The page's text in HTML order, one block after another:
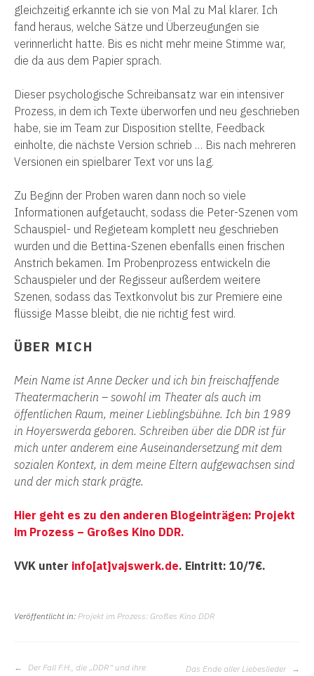
gleichzeitig erkannte ich sie von Mal zu Mal klarer. Ich
fand heraus, welche Sätze und Überzeugungen sie
verinnerlicht hatte. Bis es nicht mehr meine Stimme war,
die da aus dem Papier sprach.
Dieser psychologische Schreibansatz war ein intensiver
Prozess, in dem ich Texte überworfen und neu geschrieben
habe, sie im Team zur Disposition stellte, Feedback
einholte, die nächste Version schrieb … Bis nach mehreren
Versionen ein spielbarer Text vor uns lag.
Zu Beginn der Proben waren dann noch so viele
Informationen aufgetaucht, sodass die Peter-Szenen vom
Schauspiel- und Regieteam komplett neu geschrieben
wurden und die Bettina-Szenen ebenfalls einen frischen
Anstrich bekamen. Im Probenprozess entwickeln die
Schauspieler und der Regisseur außerdem weitere
Szenen, sodass das Textkonvolut bis zur Premiere eine
flüssige Masse bleibt, die nie richtig fest wird.
ÜBER MICH
Mein Name ist Anne Decker und ich bin freischaffende
Theatermacherin – sowohl im Theater als auch im
öffentlichen Raum, meiner Lieblingsbühne. Ich bin 1989
in Hoyerswerda geboren. Schreiben über die DDR ist für
mich unter anderem eine Auseinandersetzung mit dem
sozialen Kontext, in dem meine Eltern aufgewachsen sind
und der mich stark prägte.
Hier geht es zu den anderen Blogeinträgen: Projekt
im Prozess – Großes Kino DDR.
VVK unter info[at]vajswerk.de. Eintritt: 10/7€.
Veröffentlicht in: Projekt im Prozess: Großes Kino DDR
BEITRAGS-
Der Fall F.H., die „DDR“ und ihre
Das Ende aller Liebeslieder